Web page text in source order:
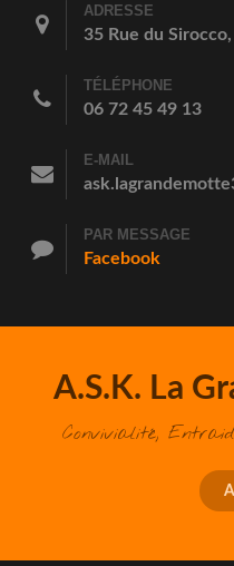
ADRESSE
35 Rue du
TÉLÉPHONE
06 72 45 49 13
E-MAIL
PAR MESSAGE
Facebook
A.S.K. La
Convivialité,